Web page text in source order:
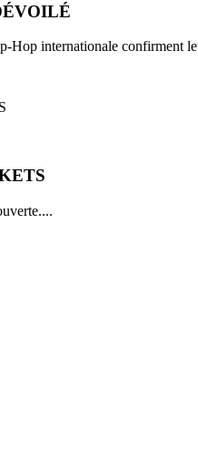
Hop internationale confirment